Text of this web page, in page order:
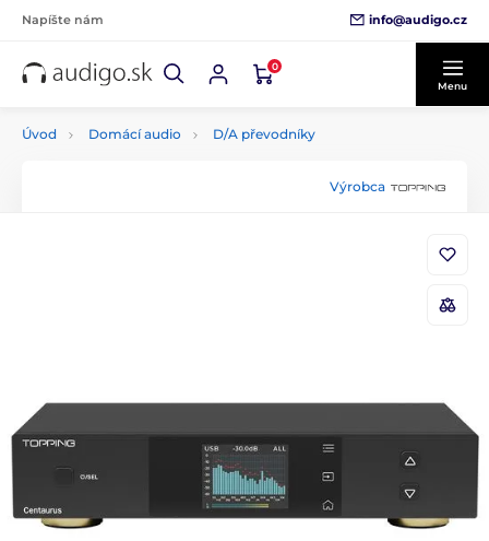
Napíšte nám info@audigo.cz
0
Menu
Úvod Domácí audio D/A převodníky
Výrobca